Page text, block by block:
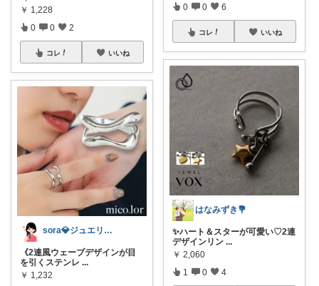
￥ 1,228
0 0 2
コレ いいね
sora💎ジュエリールーム
《2連風ウェーブデザインが目
を引くステンレ ...
￥ 1,232
0 0 6
コレ いいね
はなみずき💐
✨ハート＆スターが可愛い♡2連
デザインリン ...
￥ 2,060
1 0 4